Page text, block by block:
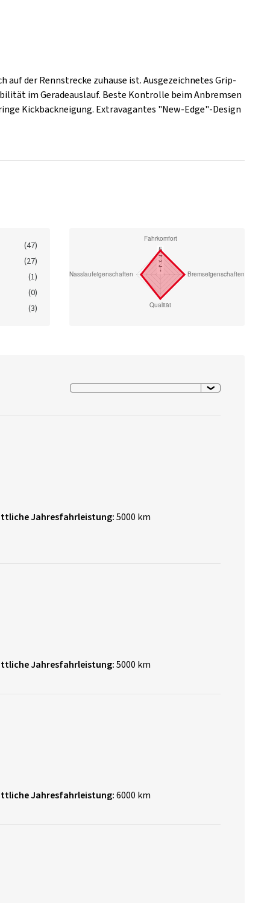
der Rennstrecke zuhause ist. Ausgezeichnetes Grip-
im Geradeauslauf. Beste Kontrolle beim Anbremsen
Kickbackneigung. Extravagantes "New-Edge"-Design
(47)
(27)
(1)
(0)
(3)
Jahresfahrleistung:5000 km
Jahresfahrleistung:5000 km
Jahresfahrleistung:6000 km